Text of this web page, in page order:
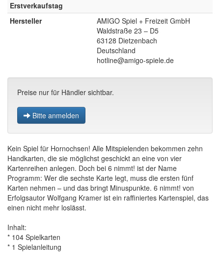
Erstverkaufstag
Hersteller
AMIGO Spiel + Freizeit GmbH
Waldstraße 23 – D5
63128 Dietzenbach
Deutschland
hotline@amigo-spiele.de
Preise nur für Händler sichtbar.
Bitte anmelden
Kein Spiel für Hornochsen! Alle Mitspielenden bekommen zehn
Handkarten, die sie möglichst geschickt an eine von vier
Kartenreihen anlegen. Doch bei 6 nimmt! ist der Name
Programm: Wer die sechste Karte legt, muss die ersten fünf
Karten nehmen – und das bringt Minuspunkte. 6 nimmt! von
Erfolgsautor Wolfgang Kramer ist ein raffiniertes Kartenspiel, das
einen nicht mehr loslässt.
Inhalt:
* 104 Spielkarten
* 1 Spielanleitung